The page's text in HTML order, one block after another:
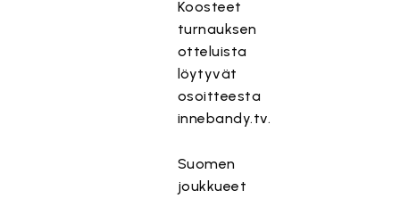
Koosteet
turnauksen
otteluista
löytyvät
osoitteesta
innebandy.tv.
Suomen
joukkueet